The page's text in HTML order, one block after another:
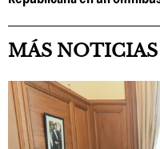
MÁS